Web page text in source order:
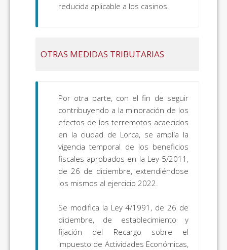
reducida aplicable a los casinos.
OTRAS MEDIDAS TRIBUTARIAS
Por otra parte, con el fin de seguir
contribuyendo a la minoración de los
efectos de los terremotos acaecidos
en la ciudad de Lorca, se amplía la
vigencia temporal de los beneficios
fiscales aprobados en la Ley 5/2011,
de 26 de diciembre, extendiéndose
los mismos al ejercicio 2022.
Se modifica la Ley 4/1991, de 26 de
diciembre, de establecimiento y
fijación del Recargo sobre el
Impuesto de Actividades Económicas,